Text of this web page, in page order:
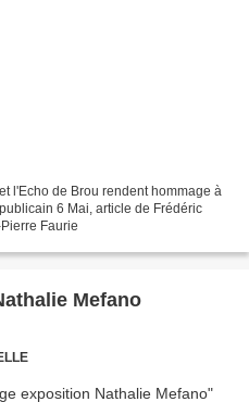
l'Echo de Brou rendent hommage à
6 Mai, article de Frédéric
Pierre Faurie
Mefano